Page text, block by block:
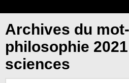
Archives du
philosophie
sciences